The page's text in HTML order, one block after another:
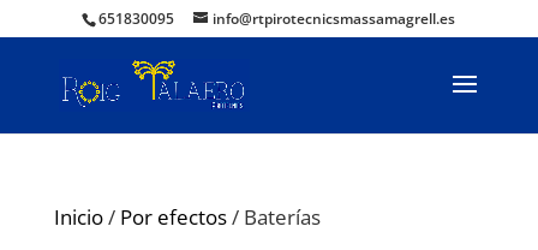
651830095 info@rtpirotecnicsmassamagrell.es
Inicio/ Por efectos/ Baterías